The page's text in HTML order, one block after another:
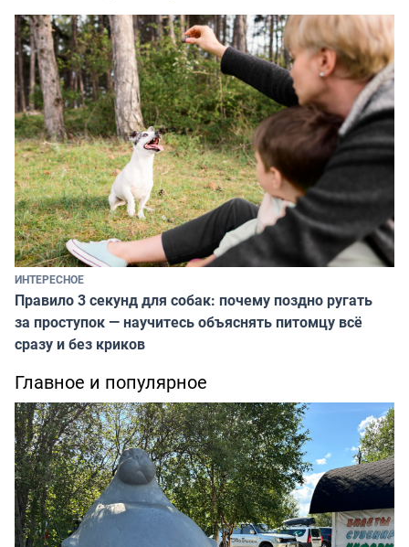
ИНТЕРЕСНОЕ
Правило 3 секунд для собак: почему поздно ругать
за проступок — научитесь объяснять питомцу всё
сразу и без криков
Главное и популярное